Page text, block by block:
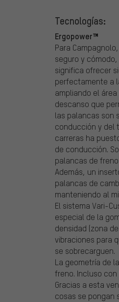
Tecnologías:
Ergopower™
Para
seguro y
significa ofrecer
perfectamente a
ampliando el
descanso que
las palancas son
conducción y del
carreras ha
de conducción.
palancas de
Además, un
palancas de
manteniendo al
El sistema Vari-
especial de la
densidad (zona
vibraciones para
se sobrecarguen.
La geometría de
freno. Incluso
Gracias a esta
cosas se pongan